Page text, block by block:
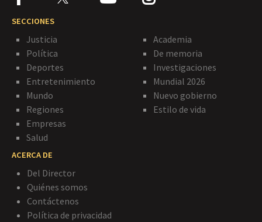
SECCIONES
Justicia
Política
Deportes
Entretenimiento
Mundo
Regiones
Empresas
Salud
Academia
De memoria
Investigaciones
Mundial 2026
Nuevo gobierno
Estilo de vida
ACERCA DE
Del Director
Quiénes somos
Contáctenos
Política de privacidad